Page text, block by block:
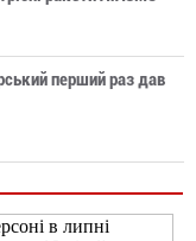
перший раз дав